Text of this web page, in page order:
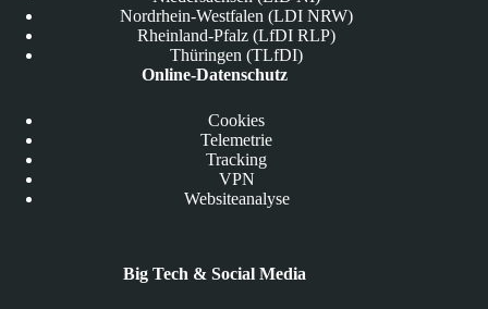
Nordrhein-Westfalen (LDI NRW)
Rheinland-Pfalz (LfDI RLP)
Thüringen (TLfDI)
Online-Datenschutz
Cookies
Telemetrie
Tracking
VPN
Websiteanalyse
Big Tech & Social Media